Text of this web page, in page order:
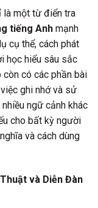
là một từ điển tra
tiếng Anh mạnh
cụ thể, cách phát
học hiểu sâu sắc
có các phần bài
ghi nhớ và sử
ngữ cảnh khác
cho bất kỳ người
và cách dùng
và Diễn Đàn